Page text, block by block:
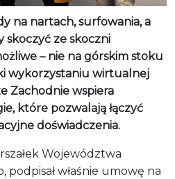
na nartach, surfowania, a
skoczyć ze skoczni
– nie na górskim stoku
wykorzystaniu wirtualnej
Zachodnie wspiera
które pozwalają łączyć
doświadczenia.
Województwa
właśnie umowę na